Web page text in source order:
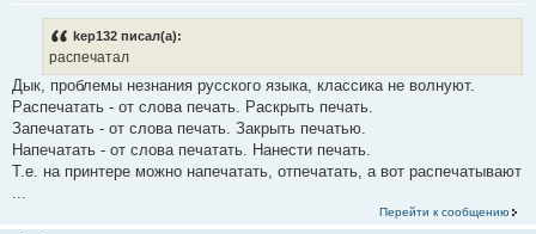
kep132 писал(а):
распечатал
Дык, проблемы незнания русского языка, классика не волнуют.
Распечатать - от слова печать. Раскрыть печать.
Запечатать - от слова печать. Закрыть печатью.
Напечатать - от слова печатать. Нанести печать.
Т.е. на принтере можно напечатать, отпечатать, а вот распечатывают
...
Перейти к сообщению